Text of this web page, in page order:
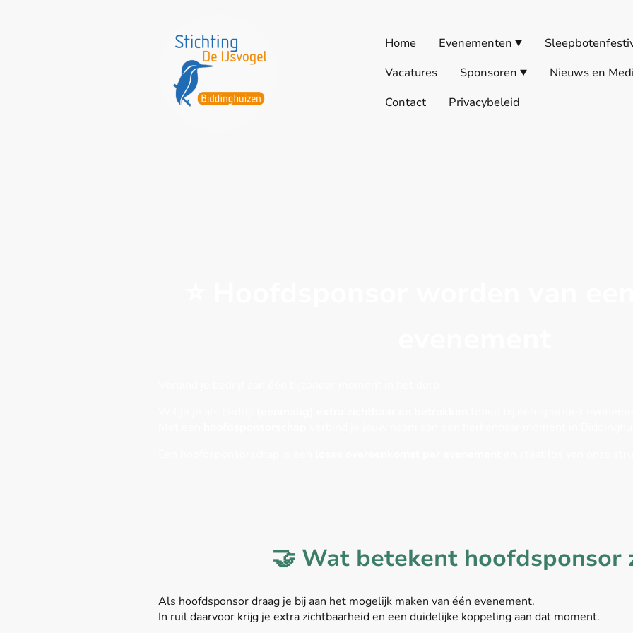
Home Evenementen
Vacatures
Sponsoren Nieuws en
Contact
Privacybeleid
🤝 Wat betekent hoofdsponsor
Als hoofdsponsor draag je bij aan het mogelijk maken van één evenement.
In ruil daarvoor krijg je extra zichtbaarheid en een duidelijke koppeling aan dat moment.